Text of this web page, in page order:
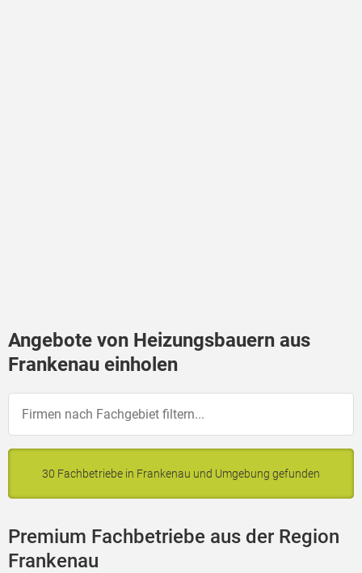
Angebote von Heizungsbauern aus
Frankenau einholen
30 Fachbetriebe in Frankenau und Umgebung gefunden
Premium Fachbetriebe aus der Region
Frankenau